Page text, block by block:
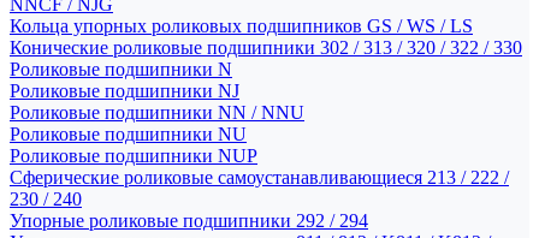
NNCF / NJG
Кольца упорных роликовых подшипников GS / WS / LS
Конические роликовые подшипники 302 / 313 / 320 / 322 / 330
Роликовые подшипники N
Роликовые подшипники NJ
Роликовые подшипники NN / NNU
Роликовые подшипники NU
Роликовые подшипники NUP
Сферические роликовые самоустанавливающиеся 213 / 222 /
230 / 240
Упорные роликовые подшипники 292 / 294